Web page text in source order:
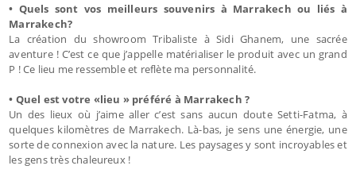
• Quels sont vos meilleurs souvenirs à Marrakech ou liés à
Marrakech?
La création du showroom Tribaliste à Sidi Ghanem, une sacrée
aventure ! C’est ce que j’appelle matérialiser le produit avec un grand
P ! Ce lieu me ressemble et reflète ma personnalité.
• Quel est votre «lieu » préféré à Marrakech ?
Un des lieux où j’aime aller c’est sans aucun doute Setti-Fatma, à
quelques kilomètres de Marrakech. Là-bas, je sens une énergie, une
sorte de connexion avec la nature. Les paysages y sont incroyables et
les gens très chaleureux !